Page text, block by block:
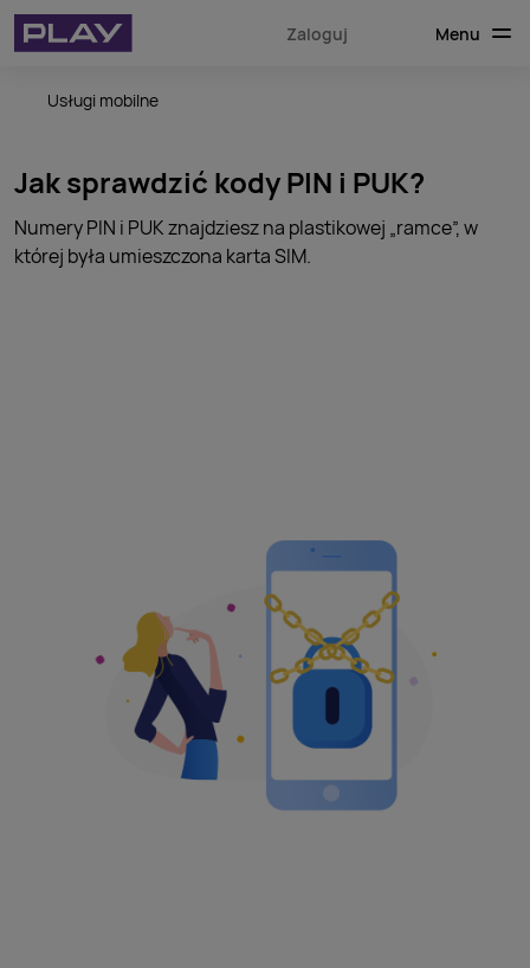
Zaloguj Menu
Usługi mobilne
Jak sprawdzić kody PIN i PUK?
Numery PIN i PUK znajdziesz na plastikowej „ramce”, w
której była umieszczona karta SIM.